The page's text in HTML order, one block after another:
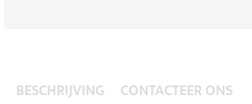
BESCHRIJVING CONTACTEER ONS